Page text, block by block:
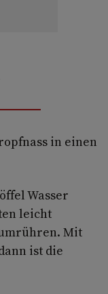
in einen
Wasser
leicht
Mit
ist die